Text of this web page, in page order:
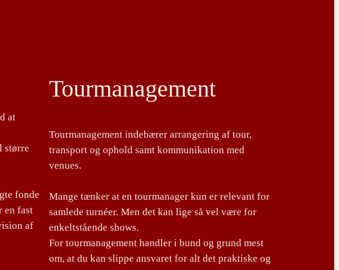
at
større
fonde
en fast
af
Tourmanagement
Tourmanagement indebærer arrangering af tour,
transport og ophold samt kommunikation med
venues.
Mange tænker at en tourmanager kun er relevant for
samlede turnéer. Men det kan lige så vel være for
enkeltstående shows.
For tourmanagement handler i bund og grund mest
om, at du kan slippe ansvaret for alt det praktiske og